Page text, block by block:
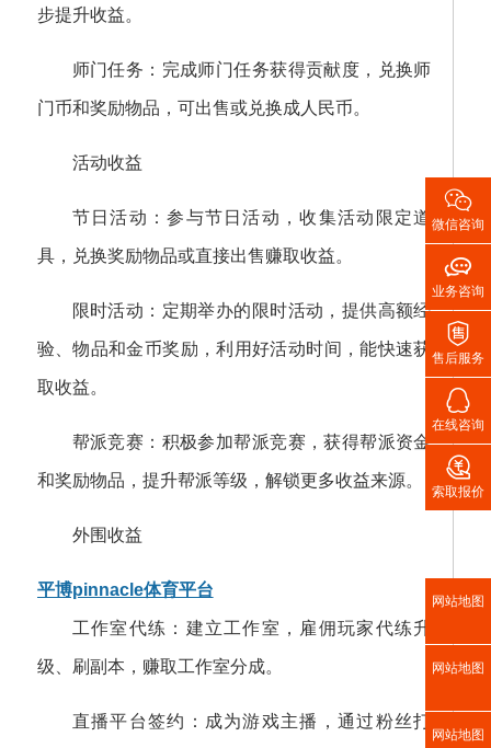
步提升收益。
师门任务：完成师门任务获得贡献度，兑换师
门币和奖励物品，可出售或兑换成人民币。
活动收益
节日活动：参与节日活动，收集活动限定道
具，兑换奖励物品或直接出售赚取收益。
限时活动：定期举办的限时活动，提供高额经
验、物品和金币奖励，利用好活动时间，能快速获
取收益。
帮派竞赛：积极参加帮派竞赛，获得帮派资金
和奖励物品，提升帮派等级，解锁更多收益来源。
外围收益
平博pinnacle体育平台
工作室代练：建立工作室，雇佣玩家代练升
级、刷副本，赚取工作室分成。
直播平台签约：成为游戏主播，通过粉丝打

微信咨询

业务咨询

售后服务

在线咨询

索取报价
网站地图
网站地图
网站地图